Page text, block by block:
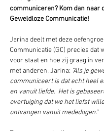
communiceren? Kom dan naar
Geweldloze Communicatie!
Jarina deelt met deze
Communicatie (GC) precies dat
voor staat en hoe zij graag in
met anderen. Jarina: "Als je
communiceert is dat echt heel
en vanuit liefde.  Het is
overtuiging dat we het liefst
ontvangen vanuit mededogen."